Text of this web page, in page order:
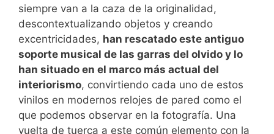
siempre van a la caza de la originalidad,
descontextualizando objetos y creando
excentricidades, han rescatado este antiguo
soporte musical de las garras del olvido y lo
han situado en el marco más actual del
interiorismo, convirtiendo cada uno de estos
vinilos en modernos relojes de pared como el
que podemos observar en la fotografía. Una
vuelta de tuerca a este común elemento con la